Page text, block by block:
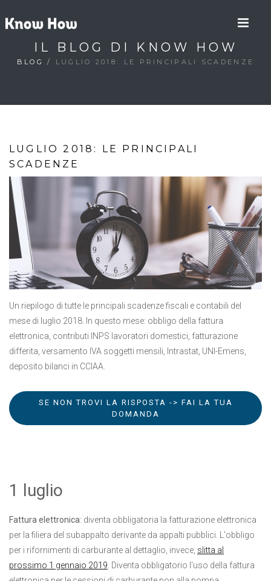
IL BLOG DI KNOW HOW
BLOG / LUGLIO 2018: LE PRINCIPALI SCADENZE
LUGLIO 2018: LE PRINCIPALI
SCADENZE
Un riepilogo di tutte le principali scadenze fiscali e contabili del
mese di luglio 2018. In questo mese: obbligo della fattura
elettronica, contributi INPS lavoratori domestici, fatturazione
differita, versamento IVA soggetti mensili, Intrastat, UNI-Emens,
deposito bilanci in CCIAA.
SE NON TROVI LA RISPOSTA -> FAI LA TUA
DOMANDA
1 luglio
Fattura elettronica: diventa obbligatoria la fatturazione elettronica
per la filiera del subappalto derivante da appalti pubblici. L'obbligo
per i rifornimenti di carburante al dettaglio, invece, slitta al
prossimo 1 gennaio 2019 . Diventa obbligatorio l'uso della fattura